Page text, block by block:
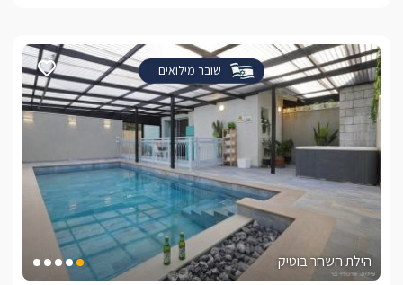
שובר מילואים
הילת השחר בוטיק